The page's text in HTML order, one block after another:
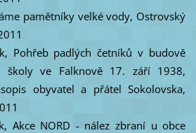
pamětníky velké vody, Ostrovský
Pohřeb padlých četníků v budově
školy ve Falknově 17. září 1938,
obyvatel a přátel Sokolovska,
Akce NORD - nález zbraní u obce